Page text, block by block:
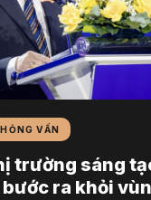
VẤN
trường sáng
ra khỏi